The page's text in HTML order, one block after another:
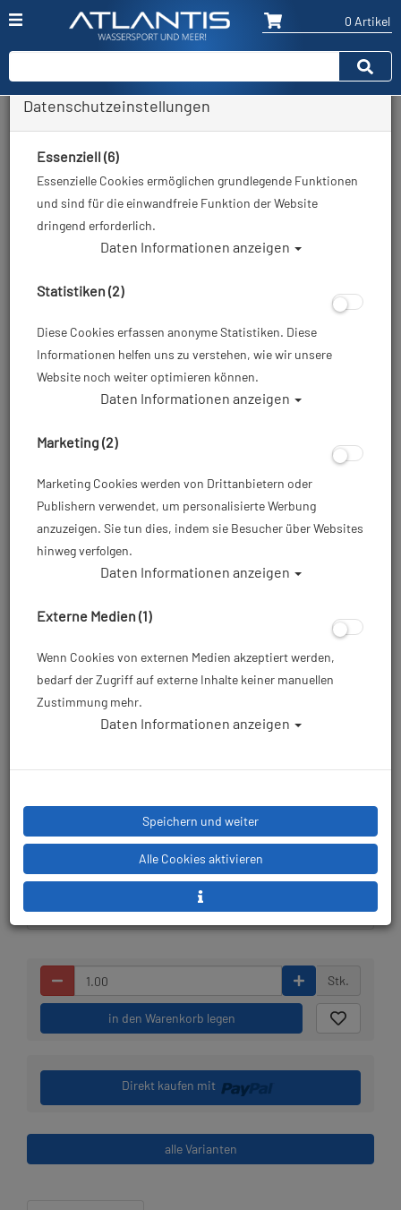
0 Artikel
Zurück
Medium - Klar Schwarz
150,95 €*
Lieferbar in bitte telef.
erfragen
Stk.
in den Warenkorb legen
Direkt kaufen mit
alle Varianten
Datenschutzeinstellungen
Essenziell (6)
Essenzielle Cookies ermöglichen grundlegende Funktionen
und sind für die einwandfreie Funktion der Website
dringend erforderlich.
Daten Informationen anzeigen
Statistiken (2)
Diese Cookies erfassen anonyme Statistiken. Diese
Informationen helfen uns zu verstehen, wie wir unsere
Website noch weiter optimieren können.
Daten Informationen anzeigen
Marketing (2)
Marketing Cookies werden von Drittanbietern oder
Publishern verwendet, um personalisierte Werbung
anzuzeigen. Sie tun dies, indem sie Besucher über Websites
hinweg verfolgen.
Daten Informationen anzeigen
Externe Medien (1)
Wenn Cookies von externen Medien akzeptiert werden,
bedarf der Zugriff auf externe Inhalte keiner manuellen
Zustimmung mehr.
Daten Informationen anzeigen
Speichern und weiter
Alle Cookies aktivieren